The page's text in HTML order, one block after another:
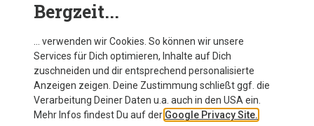
Bergzeit...
… verwenden wir Cookies. So können wir unsere
Services für Dich optimieren, Inhalte auf Dich
zuschneiden und dir entsprechend personalisierte
Anzeigen zeigen. Deine Zustimmung schließt ggf. die
Verarbeitung Deiner Daten u.a. auch in den USA ein.
Mehr Infos findest Du auf der Google Privacy Site.